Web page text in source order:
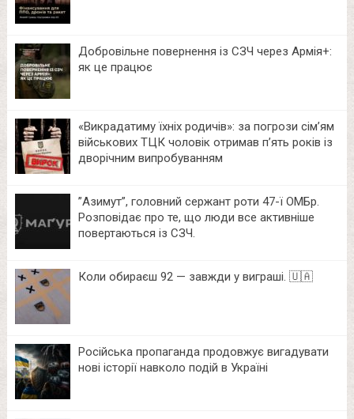
Добровільне повернення із СЗЧ через Армія+:
як це працює
«Викрадатиму їхніх родичів»: за погрози сім’ям
військових ТЦК чоловік отримав п’ять років із
дворічним випробуванням
⁨”Азимут”, головний сержант роти 47-ї ОМБр.
Розповідає про те, що люди все активніше
повертаються із СЗЧ.
Коли обираєш 92 — завжди у виграші. 🇺🇦
Російська пропаганда продовжує вигадувати
нові історії навколо подій в Україні